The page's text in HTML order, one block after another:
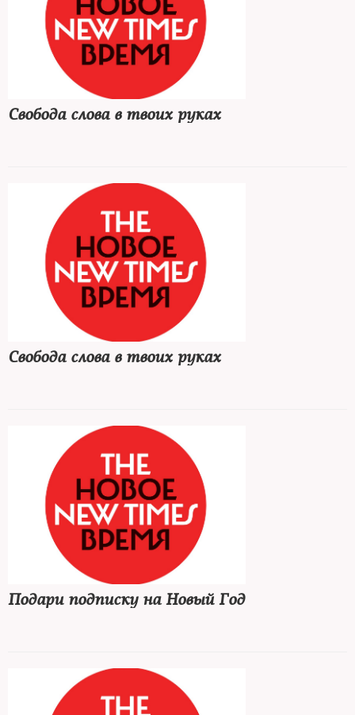
Свобода слова в твоих руках
Свобода слова в твоих руках
Подари подписку на Новый Год